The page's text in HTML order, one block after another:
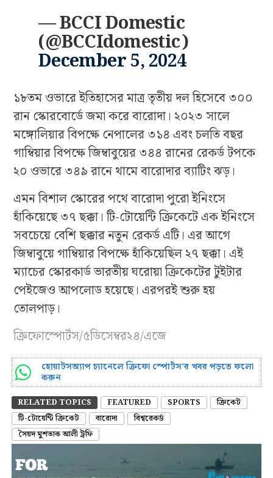
— BCCI Domestic
(@BCCIdomestic)
December 5, 2024
১৮তম ওভারে ইতিহাসের মাত্র তৃতীয় দল হিসেবে ৩০০
রান স্কোরবোর্ডে জমা করে বারোদা। ২০২৩ সালে
মঙ্গোলিয়ার বিপক্ষে নেপালের ৩১৪ এবং চলতি বছর
গাম্বিয়ার বিপক্ষে জিম্বাবুয়ের ৩৪৪ রানের রেকর্ড টপকে
২০ ওভারে ৩৪৯ রানে থামে বারোদার ব্যাটিং ঝড়।
এমন বিশাল স্কোরের পথে বারোদা পুরো ইনিংসে
হাঁকিয়েছে ৩৭ ছক্কা। টি-টোয়েন্টি ক্রিকেটে এক ইনিংসে
সবচেয়ে বেশি ছক্কার নতুন রেকর্ড এটি। এর আগে
জিম্বাবুয়ে গাম্বিয়ার বিপক্ষে হাঁকিয়েছিল ২৭ ছক্কা। এই
ম্যাচের স্কোরকার্ড ভারতীয় ঘরোয়া ক্রিকেটের টুইটার
পেইজেও আপলোড হয়েছে। এরপরই শুরু হয়
তোলপাড়।
ক্রিফোস্পোর্টস/৫ডিসেম্বর২৪/এজে
হোয়াটসঅ্যাপ চ্যানেলে ক্রিফো স্পোর্টস’র খবর পড়তে ফলো
করুন
RELATED TOPICS FEATURED SPORTS
ক্রিকেট
টি-টোয়েন্টি ক্রিকেট
বারোদা
বিশ্বরেকর্ড
সৈয়দ মুশতাক আলী ট্রফি